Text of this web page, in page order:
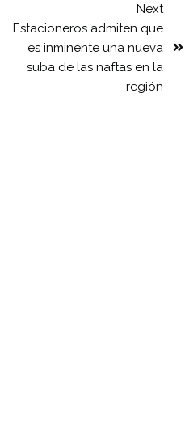
Next
Estacioneros admiten que
es inminente una nueva
suba de las naftas en la
región